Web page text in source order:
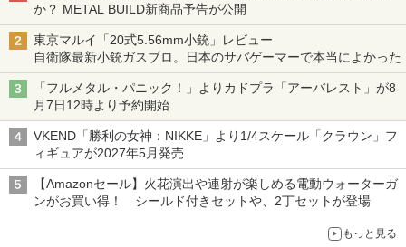
か？ METAL BUILD新商品予告が公開
東京マルイ「20式5.56mm小銃」レビュー
自衛隊最新小銃ガスブロ。日本のサバゲーマーで本当によかった
「フルメタル・パニック！」よりカドプラ「アーバレスト」が8
月7日12時より予約開始
VKEND「勝利の女神：NIKKE」より1/4スケール「クラウン」フ
ィギュアが2027年5月発売
【Amazonセール】火花演出や連射が楽しめる電動ウォーターガ
ンがお買い得！ シールド付きセットや、2丁セットが登場
もっと見る